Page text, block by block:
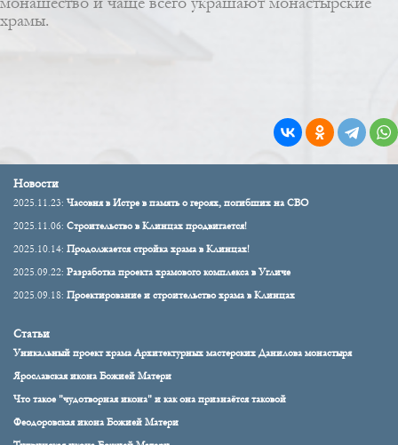
храмы.
Новости
2025.11.23: Часовня в Истре в память о героях, погибших на СВО
2025.11.06: Строительство в Клинцах продвигается!
2025.10.14: Продолжается стройка храма в Клинцах!
2025.09.22: Разработка проекта храмового комплекса в Угличе
2025.09.18: Проектирование и строительство храма в Клинцах
Статьи
Уникальный проект храма Архитектурных мастерских Данилова монастыря
Ярославская икона Божией Матери
Что такое "чудотворная икона" и как она признаётся таковой
Феодоровская икона Божией Матери